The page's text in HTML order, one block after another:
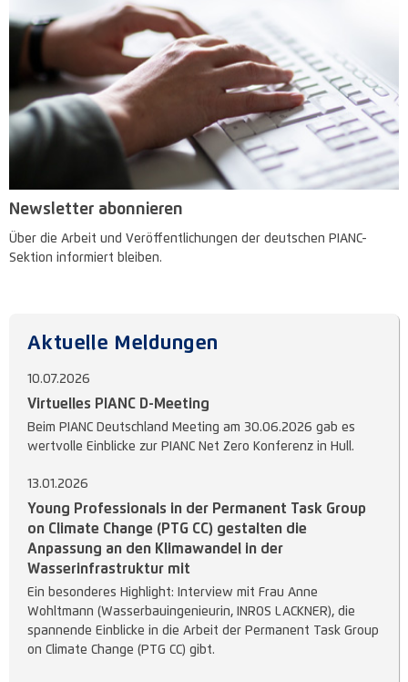
Newsletter abonnieren
Über die Arbeit und Veröffentlichungen der deutschen PIANC-
Sektion informiert bleiben.
Aktuelle Meldungen
10.07.2026
Virtuelles PIANC D-Meeting
Beim PIANC Deutschland Meeting am 30.06.2026 gab es
wertvolle Einblicke zur PIANC Net Zero Konferenz in Hull.
13.01.2026
Young Professionals in der Permanent Task Group
on Climate Change (PTG CC) gestalten die
Anpassung an den Klimawandel in der
Wasserinfrastruktur mit
Ein besonderes Highlight: Interview mit Frau Anne
Wohltmann (Wasserbauingenieurin, INROS LACKNER), die
spannende Einblicke in die Arbeit der Permanent Task Group
on Climate Change (PTG CC) gibt.